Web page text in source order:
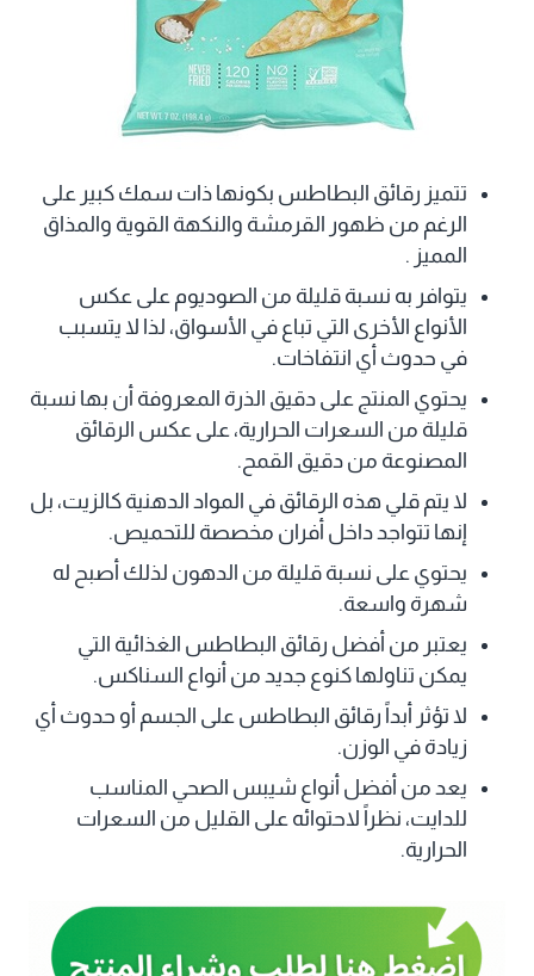
تتميز رقائق البطاطس بكونها ذات سمك كبير على
الرغم من ظهور القرمشة والنكهة القوية والمذاق
المميز .
يتوافر به نسبة قليلة من الصوديوم على عكس
الأنواع الأخرى التي تباع في الأسواق، لذا لا يتسبب
في حدوث أي انتفاخات.
يحتوي المنتج على دقيق الذرة المعروفة أن بها نسبة
قليلة من السعرات الحرارية، على عكس الرقائق
المصنوعة من دقيق القمح.
لا يتم قلي هذه الرقائق في المواد الدهنية كالزيت، بل
إنها تتواجد داخل أفران مخصصة للتحميص.
يحتوي على نسبة قليلة من الدهون لذلك أصبح له
شهرة واسعة.
يعتبر من أفضل رقائق البطاطس الغذائية التي
يمكن تناولها كنوع جديد من أنواع السناكس.
لا تؤثر أبداً رقائق البطاطس على الجسم أو حدوث أي
زيادة في الوزن.
يعد من أفضل أنواع شيبس الصحي المناسب
للدايت، نظراً لاحتوائه على القليل من السعرات
الحرارية.